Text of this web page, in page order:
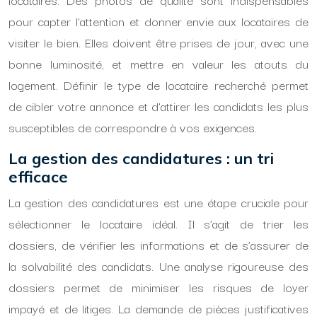
pour capter l’attention et donner envie aux locataires de
visiter le bien. Elles doivent être prises de jour, avec une
bonne luminosité, et mettre en valeur les atouts du
logement. Définir le type de locataire recherché permet
de cibler votre annonce et d’attirer les candidats les plus
susceptibles de correspondre à vos exigences.
La gestion des candidatures : un tri
efficace
La gestion des candidatures est une étape cruciale pour
sélectionner le locataire idéal. Il s’agit de trier les
dossiers, de vérifier les informations et de s’assurer de
la solvabilité des candidats. Une analyse rigoureuse des
dossiers permet de minimiser les risques de loyer
impayé et de litiges. La demande de pièces justificatives